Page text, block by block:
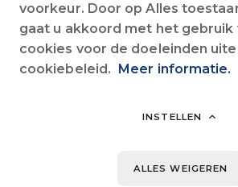
Op het platteland
Restaurant rivier
Het kasteel La Grange Fort strekt zich uit
voorkeur. Door op Alles
gaat u akkoord met het gebruik
cookies voor de doeleinden
cookiebeleid. Meer informatie.
INSTELLEN
ALLES WEIGEREN